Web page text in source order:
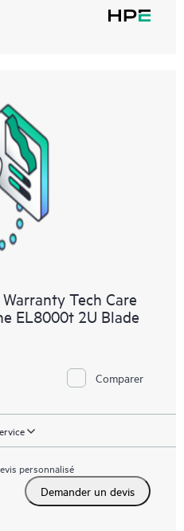
Tech Care
EL8000t 2U Blade
Comparer
personnalisé
Demander un devis